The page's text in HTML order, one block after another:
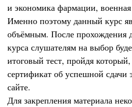
и экономика фармации,
Именно поэтому данный курс
объёмным. После прохождения
курса слушателям на выбор
итоговый тест, пройдя
сертификат об успешной сдачи
сайте.
Для закрепления материала